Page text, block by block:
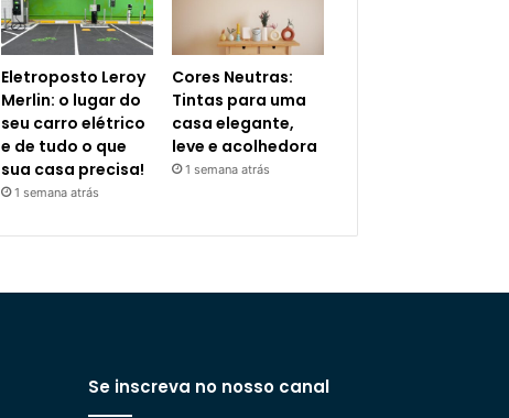
Eletroposto Leroy
Merlin: o lugar do
seu carro elétrico
e de tudo o que
sua casa precisa!
1 semana atrás
Cores Neutras:
Tintas para uma
casa elegante,
leve e acolhedora
1 semana atrás
Se inscreva no nosso canal